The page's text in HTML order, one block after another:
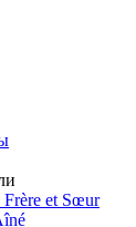
Frère et Sœur